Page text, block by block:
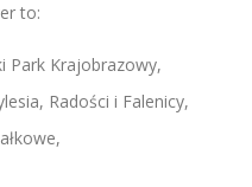
to:
Park Krajobrazowy,
Radości i Falenicy,